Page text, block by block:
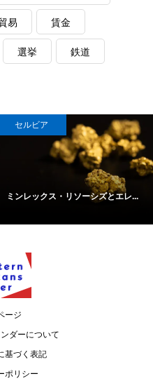
易 賃金
選挙 鉄道
セルビア
ミンレックス・リソーシズとエレ...
ージ
ダーについて
基づく表記
ポリシー